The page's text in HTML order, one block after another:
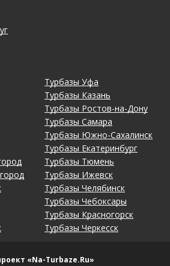
Турбазы Уфа
Турбазы Казань
Турбазы Ростов-на-Дону
Турбазы Самара
Турбазы Южно-Сахалинск
Турбазы Екатеринбург
Турбазы Тюмень
Турбазы Ижевск
Турбазы Челябинск
Турбазы Чебоксары
Турбазы Красногорск
Турбазы Черкесск
«Na-Turbaze.Ru»